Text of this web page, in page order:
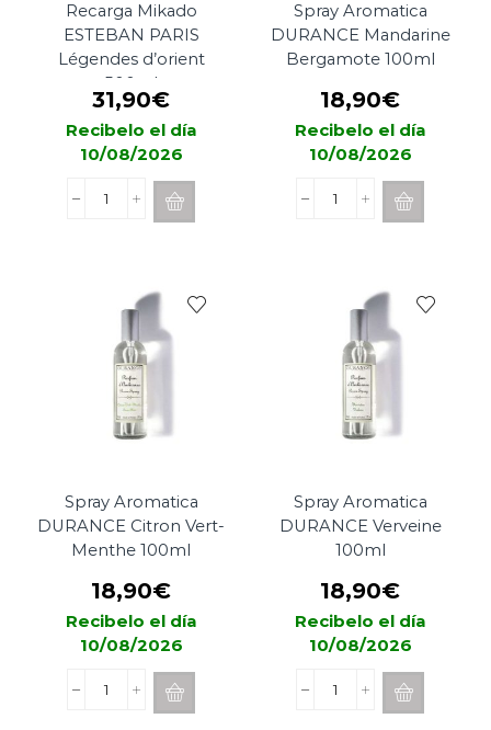
Recarga Mikado
ESTEBAN PARIS
Légendes d’orient
500ml
31,90€
Recibelo el día
10/08/2026
Recarga
Mikado
Légendes
d'orient
500ml
cantidad
Spray Aromatica
DURANCE Mandarine
Bergamote 100ml
18,90€
Recibelo el día
10/08/2026
Spray
Aromatica
Bergamote
100ml
cantidad
Spray Aromatica
DURANCE Citron Vert-
Menthe 100ml
18,90€
Recibelo el día
10/08/2026
Spray
Aromatica
Spray Aromatica
DURANCE Verveine
100ml
18,90€
Recibelo el día
10/08/2026
Spray
Aromatica